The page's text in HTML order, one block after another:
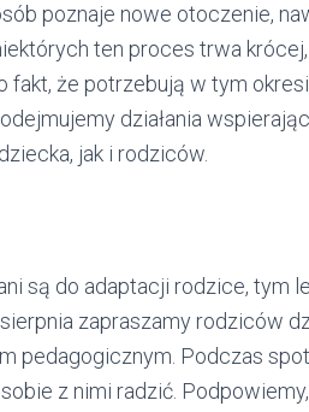
poznaje nowe otoczenie,
ten proces trwa
fakt, że potrzebują w tym
działania
jak i rodziców.
są do adaptacji rodzice, tym
zapraszamy rodziców
pedagogicznym. Podczas
z nimi radzić.